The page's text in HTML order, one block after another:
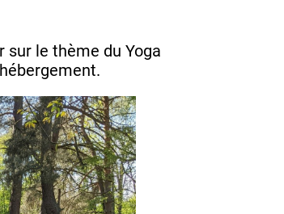
sur le thème du Yoga